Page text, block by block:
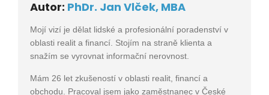
Autor: PhDr. Jan Vlček, MBA
Mojí vizí je dělat lidské a profesionální poradenství v
oblasti realit a financí. Stojím na straně klienta a
snažím se vyrovnat informační nerovnost.
Mám 26 let zkušeností v oblasti realit, financí a
obchodu. Pracoval jsem jako zaměstnanec v České